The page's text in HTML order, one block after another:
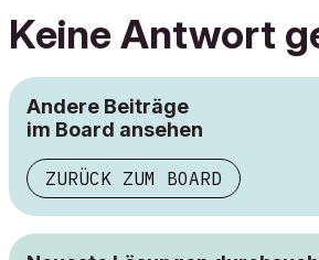
Keine Antwort
Andere Beiträge
im Board ansehen
ZURÜCK ZUM BOARD